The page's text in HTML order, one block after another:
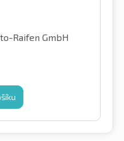
Raifen GmbH